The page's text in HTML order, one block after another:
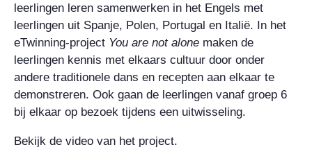
leerlingen leren samenwerken in het Engels met
leerlingen uit Spanje, Polen, Portugal en Italië. In het
eTwinning-project You are not alone maken de
leerlingen kennis met elkaars cultuur door onder
andere traditionele dans en recepten aan elkaar te
demonstreren. Ook gaan de leerlingen vanaf groep 6
bij elkaar op bezoek tijdens een uitwisseling.
Bekijk de video van het project.